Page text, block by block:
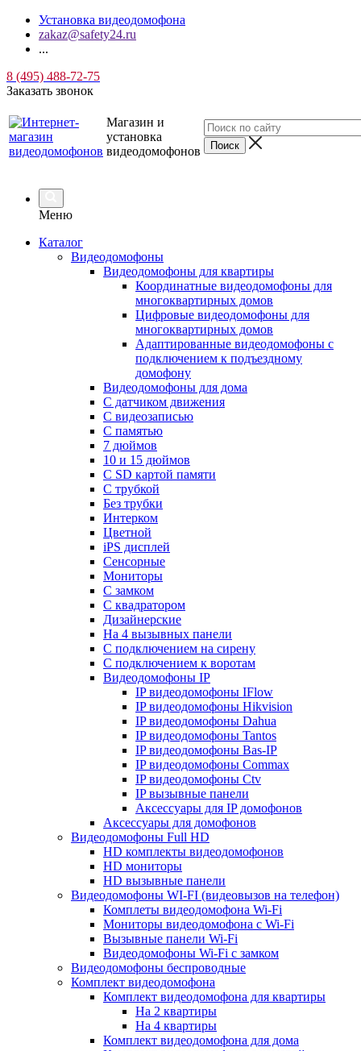
Установка видеодомофона
zakaz@safety24.ru
...
8 (495) 488-72-75
Заказать звонок
Магазин и
установка
видеодомофонов
Меню
Каталог
Видеодомофоны
Видеодомофоны для квартиры
Координатные видеодомофоны для
многоквартирных домов
Цифровые видеодомофоны для
многоквартирных домов
Адаптированные видеодомофоны с
подключением к подъездному
домофону
Видеодомофоны для дома
С датчиком движения
С видеозаписью
C памятью
7 дюймов
10 и 15 дюймов
С SD картой памяти
С трубкой
Без трубки
Интерком
Цветной
iPS дисплей
Сенсорные
Мониторы
С замком
C квадратором
Дизайнерские
На 4 вызывных панели
С подключением на сирену
С подключением к воротам
Видеодомофоны IP
IP видеодомофоны IFlow
IP видеодомофоны Hikvision
IP видеодомофоны Dahua
IP видеодомофоны Tantos
IP видеодомофоны Bas-IP
IP видеодомофоны Commax
IP видеодомофоны Ctv
IP вызывные панели
Аксессуары для IP домофонов
Аксессуары для домофонов
Видеодомофоны Full HD
HD комплекты видеодомофонов
HD мониторы
HD вызывные панели
Видеодомофоны WI-FI (видеовызов на телефон)
Комплеты видеодомофона Wi-Fi
Мониторы видеодомофона с Wi-Fi
Вызывные панели Wi-Fi
Видеодомофоны Wi-Fi с замком
Видеодомофоны беспроводные
Комплект видеодомофона
Комплект видеодомофона для квартиры
На 2 квартиры
На 4 квартиры
Комплект видеодомофона для дома